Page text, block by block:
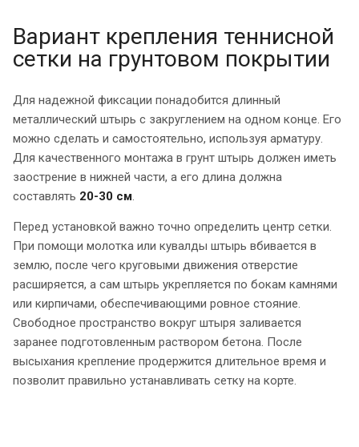
Вариант крепления теннисной
сетки на грунтовом покрытии
Для надежной фиксации понадобится длинный
металлический штырь с закруглением на одном конце. Его
можно сделать и самостоятельно, используя арматуру.
Для качественного монтажа в грунт штырь должен иметь
заострение в нижней части, а его длина должна
составлять 20-30 см.
Перед установкой важно точно определить центр сетки.
При помощи молотка или кувалды штырь вбивается в
землю, после чего круговыми движения отверстие
расширяется, а сам штырь укрепляется по бокам камнями
или кирпичами, обеспечивающими ровное стояние.
Свободное пространство вокруг штыря заливается
заранее подготовленным раствором бетона. После
высыхания крепление продержится длительное время и
позволит правильно устанавливать сетку на корте.